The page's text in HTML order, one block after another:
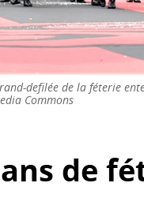
defilée de la féterie
Commons
de